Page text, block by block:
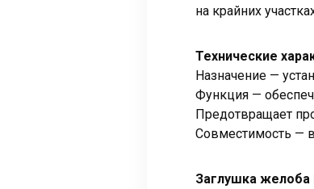
на крайних
Технические
Назначение —
Функция —
Предотвращает
Совместимость —
Заглушка желоба